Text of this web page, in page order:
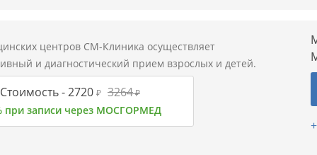
центров СМ-Клиника осуществляет
и диагностический прием взрослых и детей.
Стоимость -2720 ₽ 3264₽
при записи через МОСГОРМЕД